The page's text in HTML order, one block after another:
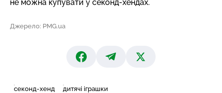
не можна купувати у секонд-хендах.
Джерело: PMG.ua
секонд-хенд дитячі іграшки